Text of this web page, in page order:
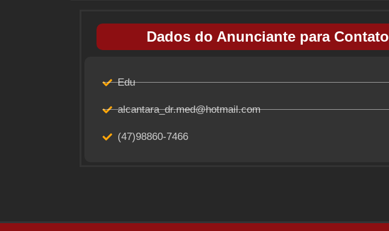
Dados do Anunciante para Contato
Edu
alcantara_dr.med@hotmail.com
(47)98860-7466